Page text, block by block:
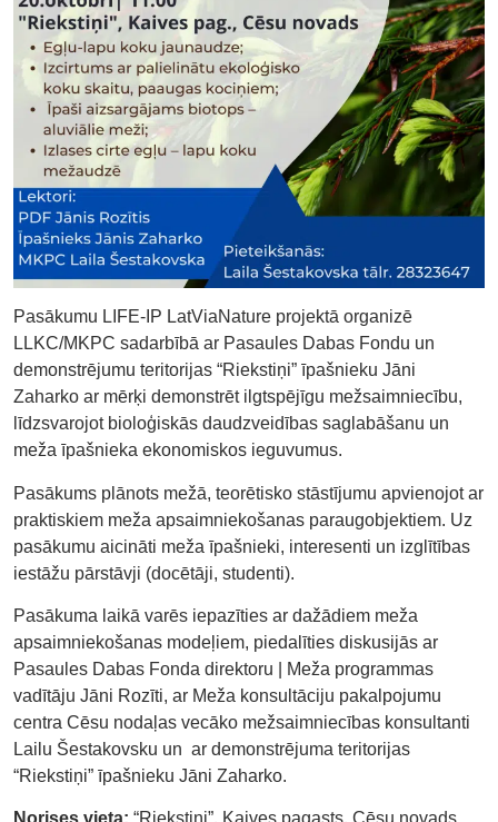
Pasākumu LIFE-IP LatViaNature projektā organizē
LLKC/MKPC sadarbībā ar Pasaules Dabas Fondu un
demonstrējumu teritorijas “Riekstiņi” īpašnieku Jāni
Zaharko ar mērķi demonstrēt ilgtspējīgu mežsaimniecību,
līdzsvarojot bioloģiskās daudzveidības saglabāšanu un
meža īpašnieka ekonomiskos ieguvumus.
Pasākums plānots mežā, teorētisko stāstījumu apvienojot ar
praktiskiem meža apsaimniekošanas paraugobjektiem. Uz
pasākumu aicināti meža īpašnieki, interesenti un izglītības
iestāžu pārstāvji (docētāji, studenti).
Pasākuma laikā varēs iepazīties ar dažādiem meža
apsaimniekošanas modeļiem, piedalīties diskusijās ar
Pasaules Dabas Fonda direktoru | Meža programmas
vadītāju Jāni Rozīti, ar Meža konsultāciju pakalpojumu
centra Cēsu nodaļas vecāko mežsaimniecības konsultanti
Lailu Šestakovsku un ar demonstrējuma teritorijas
“Riekstiņi” īpašnieku Jāni Zaharko.